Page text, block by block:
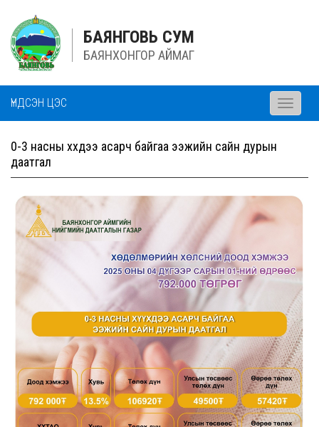
БАЯНГОВЬ СУМ
БАЯНХОНГОР АЙМАГ
ҮНДСЭН ЦЭС
Toggle
0-3 насны хүүхдээ асарч байгаа ээжийн сайн дурын
даатгал